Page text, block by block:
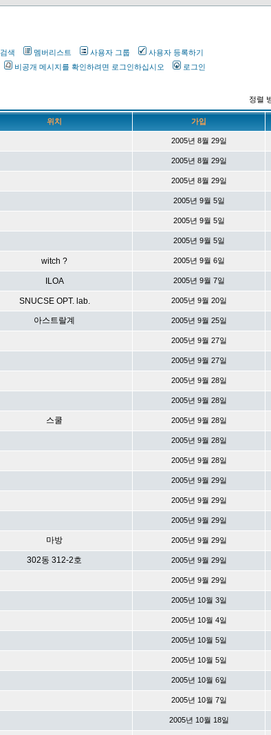
검색 멤버리스트 사용자 그룹
사용자 등록하기
비공개 메시지를 확인하려면 로그인하십시오 로그인
정렬
위치 가입
2005년 8월 29일
2005년 8월 29일
2005년 8월 29일
2005년 9월 5일
2005년 9월 5일
2005년 9월 5일
witch ? 2005년 9월 6일
ILOA 2005년 9월 7일
SNUCSE OPT. lab. 2005년 9월 20일
아스트랄계 2005년 9월 25일
2005년 9월 27일
2005년 9월 27일
2005년 9월 28일
2005년 9월 28일
스쿨 2005년 9월 28일
2005년 9월 28일
2005년 9월 28일
2005년 9월 29일
2005년 9월 29일
2005년 9월 29일
마방 2005년 9월 29일
302동 312-2호 2005년 9월 29일
2005년 9월 29일
2005년 10월 3일
2005년 10월 4일
2005년 10월 5일
2005년 10월 5일
2005년 10월 6일
2005년 10월 7일
2005년 10월 18일